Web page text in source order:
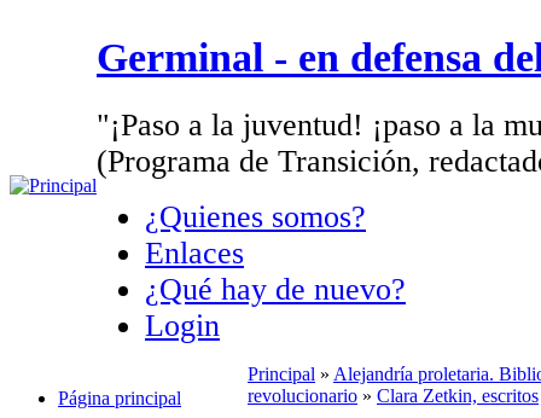
Germinal - en defensa
"¡Paso a la juventud! ¡paso a la
(Programa de Transición,
¿Quienes somos?
Enlaces
¿Qué hay de nuevo?
Login
Página principal
Principal » Alejandría proletaria.
revolucionario » Clara Zetkin, escritos